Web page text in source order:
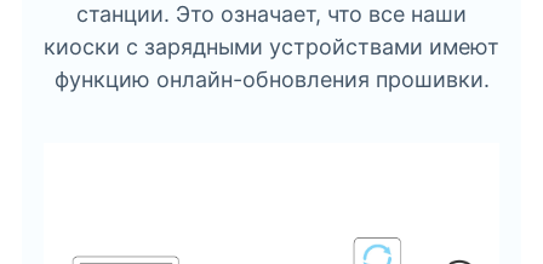
станции. Это означает, что все наши
киоски с зарядными устройствами имеют
функцию онлайн-обновления прошивки.